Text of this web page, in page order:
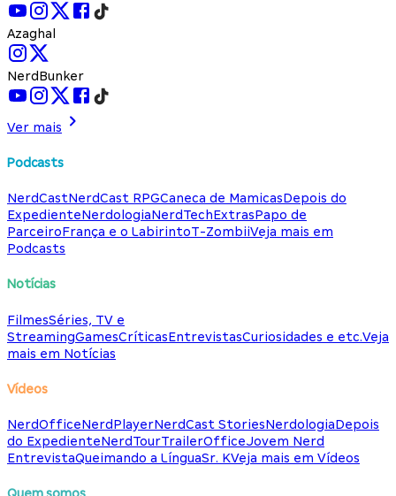
Azaghal
NerdBunker
Ver mais
Podcasts
NerdCastNerdCast RPGCaneca de MamicasDepois do
ExpedienteNerdologiaNerdTechExtrasPapo de
ParceiroFrança e o LabirintoT-ZombiiVeja mais em
Podcasts
Notícias
FilmesSéries, TV e
StreamingGamesCríticasEntrevistasCuriosidades e etc.Veja
mais em Notícias
Vídeos
NerdOfficeNerdPlayerNerdCast StoriesNerdologiaDepois
do ExpedienteNerdTourTrailerOfficeJovem Nerd
EntrevistaQueimando a LínguaSr. KVeja mais em Vídeos